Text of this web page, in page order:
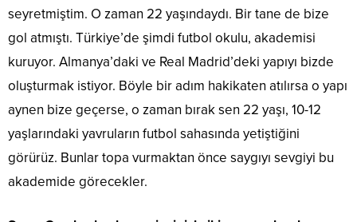
seyretmiştim. O zaman 22 yaşındaydı. Bir tane de bize
gol atmıştı. Türkiye’de şimdi futbol okulu, akademisi
kuruyor. Almanya’daki ve Real Madrid’deki yapıyı bizde
oluşturmak istiyor. Böyle bir adım hakikaten atılırsa o yapı
aynen bize geçerse, o zaman bırak sen 22 yaşı, 10-12
yaşlarındaki yavruların futbol sahasında yetiştiğini
görürüz. Bunlar topa vurmaktan önce saygıyı sevgiyi bu
akademide görecekler.